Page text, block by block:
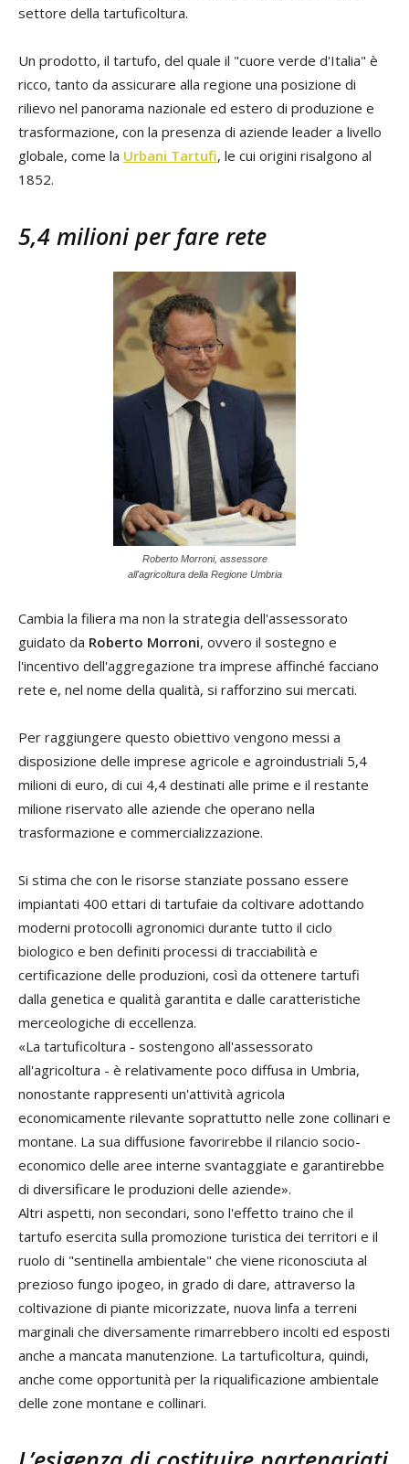
settore della tartuficoltura.
Un prodotto, il tartufo, del quale il "cuore verde d'Italia" è
ricco, tanto da assicurare alla regione una posizione di
rilievo nel panorama nazionale ed estero di produzione e
trasformazione, con la presenza di aziende leader a livello
globale, come la Urbani Tartufi, le cui origini risalgono al
1852.
5,4 milioni per fare rete
Roberto Morroni, assessore
all'agricoltura della Regione Umbria
Cambia la filiera ma non la strategia dell'assessorato
guidato da Roberto Morroni, ovvero il sostegno e
l'incentivo dell'aggregazione tra imprese affinché facciano
rete e, nel nome della qualità, si rafforzino sui mercati.
Per raggiungere questo obiettivo vengono messi a
disposizione delle imprese agricole e agroindustriali 5,4
milioni di euro, di cui 4,4 destinati alle prime e il restante
milione riservato alle aziende che operano nella
trasformazione e commercializzazione.
Si stima che con le risorse stanziate possano essere
impiantati 400 ettari di tartufaie da coltivare adottando
moderni protocolli agronomici durante tutto il ciclo
biologico e ben definiti processi di tracciabilità e
certificazione delle produzioni, così da ottenere tartufi
dalla genetica e qualità garantita e dalle caratteristiche
merceologiche di eccellenza.
«La tartuficoltura - sostengono all'assessorato
all'agricoltura - è relativamente poco diffusa in Umbria,
nonostante rappresenti un'attività agricola
economicamente rilevante soprattutto nelle zone collinari e
montane. La sua diffusione favorirebbe il rilancio socio-
economico delle aree interne svantaggiate e garantirebbe
di diversificare le produzioni delle aziende».
Altri aspetti, non secondari, sono l'effetto traino che il
tartufo esercita sulla promozione turistica dei territori e il
ruolo di "sentinella ambientale" che viene riconosciuta al
prezioso fungo ipogeo, in grado di dare, attraverso la
coltivazione di piante micorizzate, nuova linfa a terreni
marginali che diversamente rimarrebbero incolti ed esposti
anche a mancata manutenzione. La tartuficoltura, quindi,
anche come opportunità per la riqualificazione ambientale
delle zone montane e collinari.